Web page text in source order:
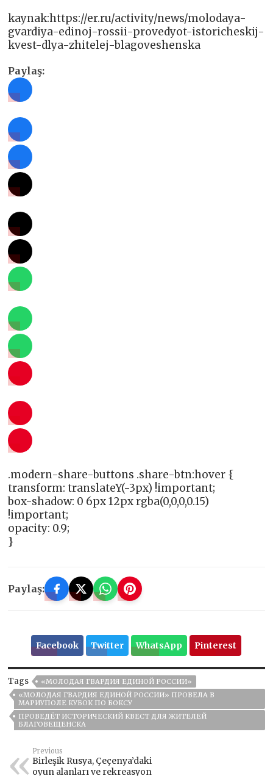
kaynak:https://er.ru/activity/news/molodaya-
gvardiya-edinoj-rossii-provedyot-istoricheskij-
kvest-dlya-zhitelej-blagoveshenska
Paylaş:
.modern-share-buttons .share-btn:hover {
transform: translateY(-3px) !important;
box-shadow: 0 6px 12px rgba(0,0,0,0.15)
!important;
opacity: 0.9;
}
Paylaş:
Facebook Twitter WhatsApp Pinterest
Tags
«МОЛОДАЯ ГВАРДИЯ ЕДИНОЙ РОССИИ»
«МОЛОДАЯ ГВАРДИЯ ЕДИНОЙ РОССИИ» ПРОВЕЛА В
МАРИУПОЛЕ КУБОК ПО БОКСУ
ПРОВЕДЁТ ИСТОРИЧЕСКИЙ КВЕСТ ДЛЯ ЖИТЕЛЕЙ
БЛАГОВЕЩЕНСКА
Previous
Birleşik Rusya, Çeçenya’daki
oyun alanları ve rekreasyon